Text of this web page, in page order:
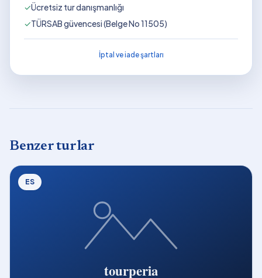
✓Ücretsiz tur danışmanlığı
✓TÜRSAB güvencesi (Belge No 11505)
İptal ve iade şartları
Benzer turlar
ES